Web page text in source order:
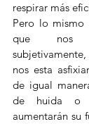
respirar más
Pero lo mismo
que nos
nos esta
de igual
de huida o
aumentarán su